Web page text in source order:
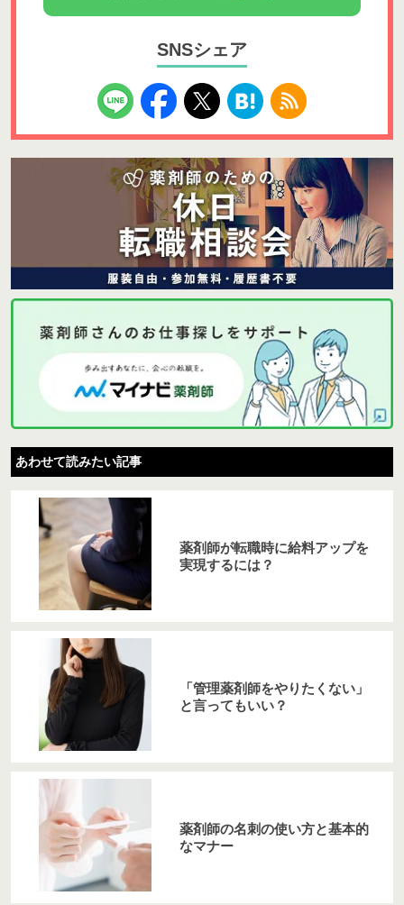
SNSシェア
あわせて読みたい記事
薬剤師が転職時に給料アップを
実現するには？
「管理薬剤師をやりたくない」
と言ってもいい？
薬剤師の名刺の使い方と基本的
なマナー